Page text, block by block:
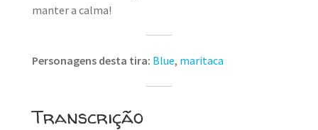
manter a calma!
Personagens desta tira: Blue, maritaca
Transcrição